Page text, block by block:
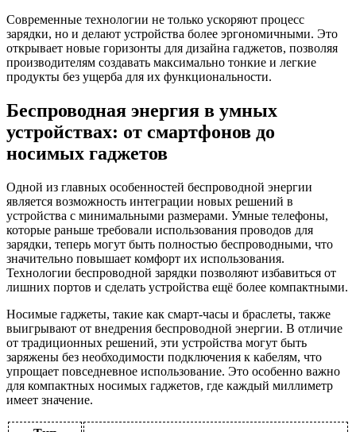
Современные технологии не только ускоряют процесс
зарядки, но и делают устройства более эргономичными. Это
открывает новые горизонты для дизайна гаджетов, позволяя
производителям создавать максимально тонкие и легкие
продукты без ущерба для их функциональности.
Беспроводная энергия в умных
устройствах: от смартфонов до
носимых гаджетов
Одной из главных особенностей беспроводной энергии
является возможность интеграции новых решений в
устройства с минимальными размерами. Умные телефоны,
которые раньше требовали использования проводов для
зарядки, теперь могут быть полностью беспроводными, что
значительно повышает комфорт их использования.
Технологии беспроводной зарядки позволяют избавиться от
лишних портов и сделать устройства ещё более компактными.
Носимые гаджеты, такие как смарт-часы и браслеты, также
выигрывают от внедрения беспроводной энергии. В отличие
от традиционных решений, эти устройства могут быть
заряжены без необходимости подключения к кабелям, что
упрощает повседневное использование. Это особенно важно
для компактных носимых гаджетов, где каждый миллиметр
имеет значение.